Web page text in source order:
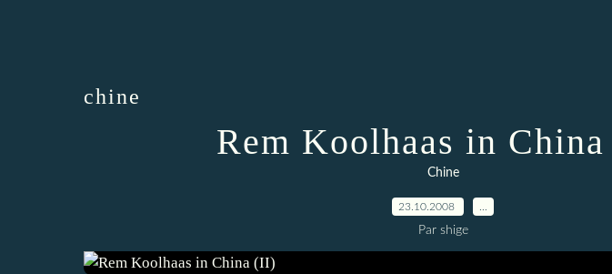
chine
Rem Koolhaas in
Chine
23.10.2008
Par shige